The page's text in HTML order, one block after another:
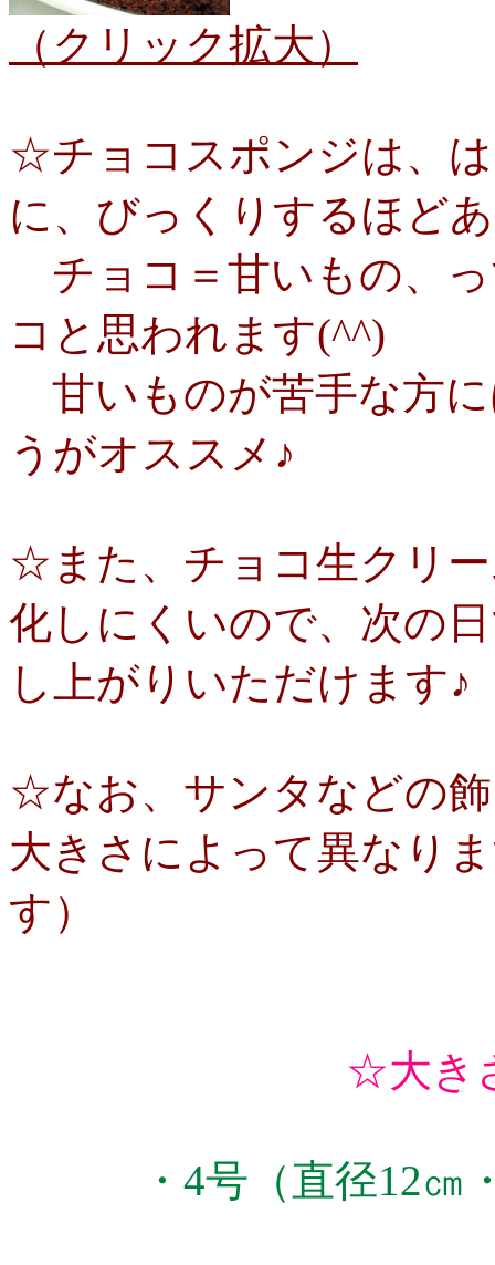
（クリック拡大）
☆チョコスポンジは、
に、びっくりするほど
チョコ＝甘いもの、
コと思われます(^^)
甘いものが苦手な方
うがオススメ♪
☆また、チョコ生クリ
化しにくいので、次の
し上がりいただけます♪
☆なお、サンタなどの
大きさによって異なり
す）
☆大き
・4号（直径12